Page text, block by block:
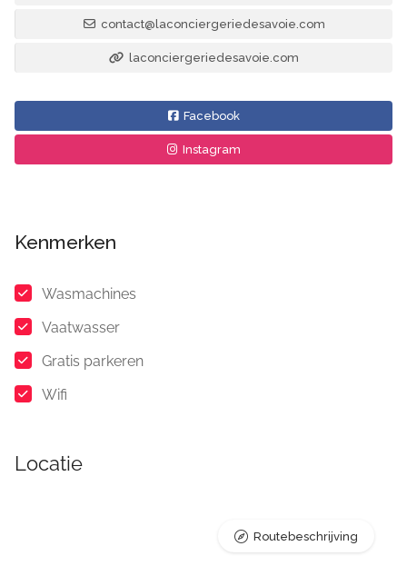
contact@laconciergeriedesavoie.com
laconciergeriedesavoie.com
Facebook
Instagram
Kenmerken
Wasmachines
Vaatwasser
Gratis parkeren
Wifi
Locatie
Routebeschrijving